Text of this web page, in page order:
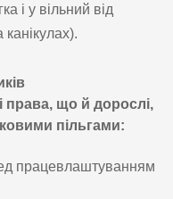
і у вільний від
права, що й дорослі,
пільгами:
працевлаштуванням